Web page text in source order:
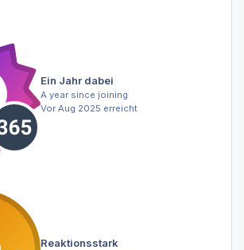
Ein Jahr dabei
A year since joining
Vor Aug 2025 erreicht
Reaktionsstark